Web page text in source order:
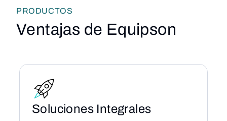
PRODUCTOS
Ventajas de Equipson
Soluciones Integrales